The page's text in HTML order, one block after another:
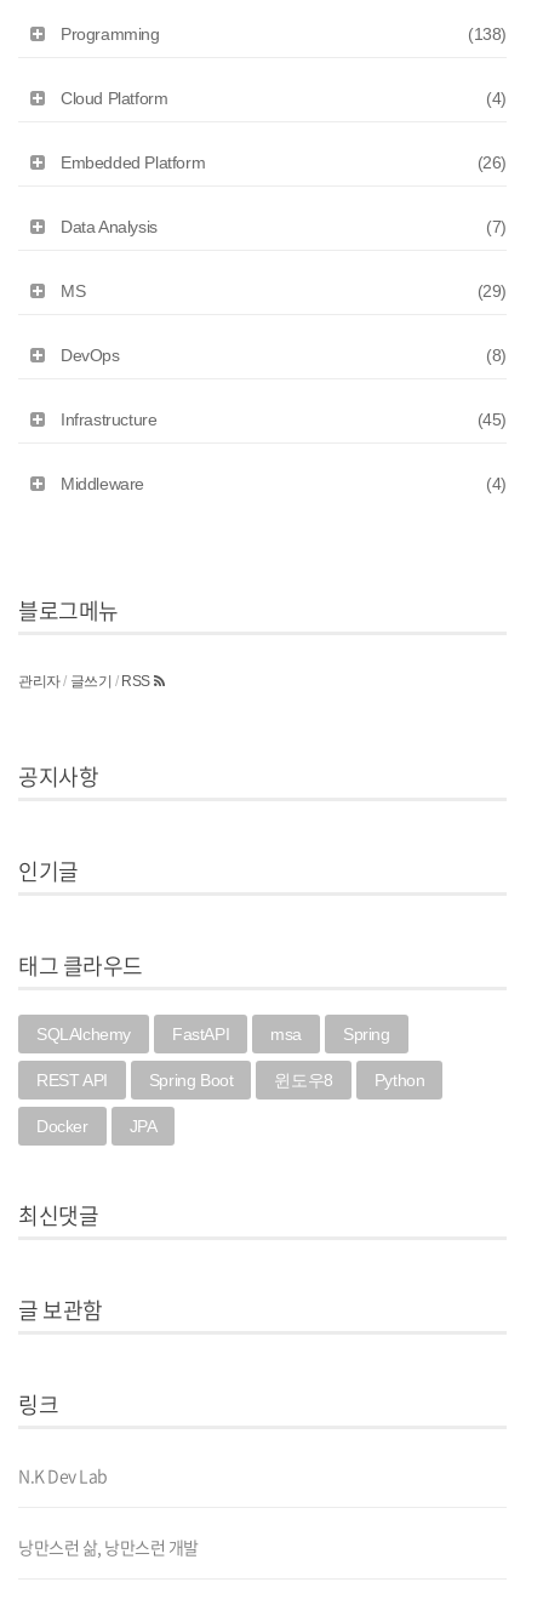
Programming (138)
Cloud Platform (4)
Embedded Platform (26)
Data Analysis (7)
MS (29)
DevOps (8)
Infrastructure (45)
Middleware (4)
블로그메뉴
관리자/ 글쓰기 / RSS
공지사항
인기글
태그 클라우드
SQLAlchemy FastAPI msa Spring
REST API Spring Boot 윈도우8 Python
Docker JPA
최신댓글
글 보관함
링크
N.K Dev Lab
낭만스런 삶, 낭만스런 개발